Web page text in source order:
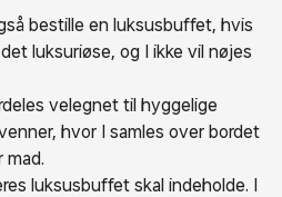
bestille en luksusbuffet, hvis
luksuriøse, og I ikke vil nøjes
velegnet til hyggelige
hvor I samles over bordet
luksusbuffet skal indeholde. I